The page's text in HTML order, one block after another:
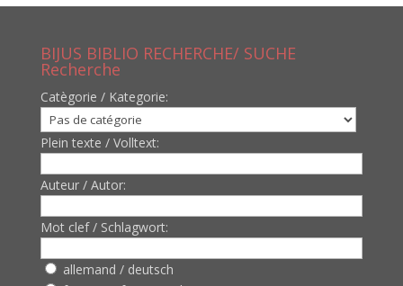
BIJUS BIBLIO RECHERCHE/ SUCHE
Recherche
Catègorie / Kategorie:
Plein texte / Volltext:
Auteur / Autor:
Mot clef / Schlagwort:
allemand / deutsch